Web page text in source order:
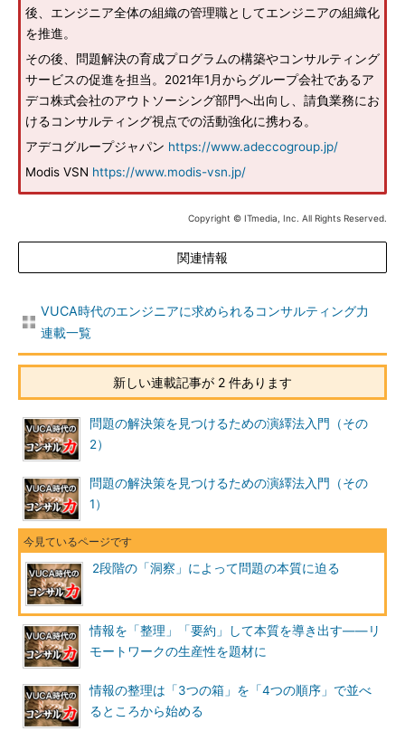
後、エンジニア全体の組織の管理職としてエンジニアの組織化
を推進。
その後、問題解決の育成プログラムの構築やコンサルティング
サービスの促進を担当。2021年1月からグループ会社であるア
デコ株式会社のアウトソーシング部門へ出向し、請負業務にお
けるコンサルティング視点での活動強化に携わる。
アデコグループジャパン https://www.adeccogroup.jp/
Modis VSN https://www.modis-vsn.jp/
Copyright © ITmedia, Inc. All Rights Reserved.
関連情報
VUCA時代のエンジニアに求められるコンサルティング力
連載一覧
新しい連載記事が 2 件あります
問題の解決策を見つけるための演繹法入門（その
2）
問題の解決策を見つけるための演繹法入門（その
1）
2段階の「洞察」によって問題の本質に迫る
情報を「整理」「要約」して本質を導き出す――リ
モートワークの生産性を題材に
情報の整理は「3つの箱」を「4つの順序」で並べ
るところから始める